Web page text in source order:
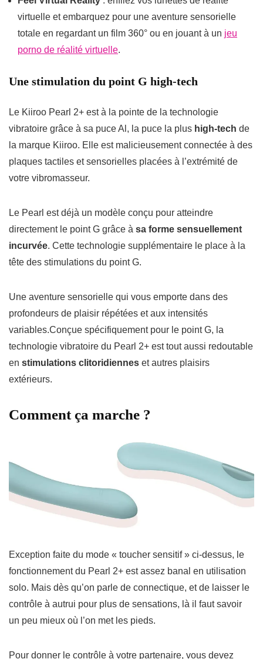
virtuelle et embarquez pour une aventure sensorielle
totale en regardant un film 360° ou en jouant à un jeu
porno de réalité virtuelle.
Une stimulation du point G high-tech
Le Kiiroo Pearl 2+ est à la pointe de la technologie
vibratoire grâce à sa puceAl , la puce la plus high-tech de
la marque Kiiroo. Elle est malicieusement connectée à des
plaques tactiles et sensorielles placées à l’extrémité de
votre vibromasseur.
Le Pearl est déjà un modèle conçu pour atteindre
directement le point G grâce à sa forme sensuellement
incurvée. Cette technologie supplémentaire le place à la
tête des stimulations du point G.
Une aventure sensorielle qui vous emporte dans des
profondeurs de plaisir répétées et aux intensités
variables.Conçue spécifiquement pour le point G, la
technologie vibratoire du Pearl 2+ est tout aussi redoutable
en stimulations clitoridiennes et autres plaisirs
extérieurs.
Comment ça marche ?
Exception faite du mode « toucher sensitif » ci-dessus, le
fonctionnement du Pearl 2+ est assez banal en utilisation
solo. Mais dès qu’on parle de connectique, et de laisser le
contrôle à autrui pour plus de sensations, là il faut savoir
un peu mieux où l’on met les pieds.
Pour donner le contrôle à votre partenaire, vous devez